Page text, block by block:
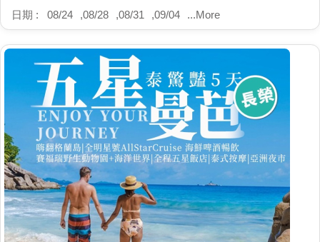
日期 : 08/24 ,08/28 ,08/31 ,09/04 ...More